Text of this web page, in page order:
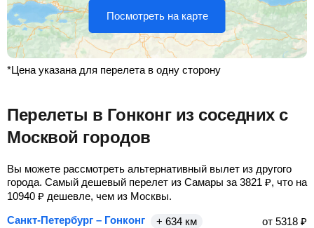
Посмотреть на карте
*Цена указана для перелета в одну сторону
Перелеты в Гонконг из соседних с
Москвой городов
Вы можете рассмотреть альтернативный вылет из другого
города. Самый дешевый перелет из Самары за 3821 ₽, что на
10940 ₽ дешевле, чем из Москвы.
Санкт-Петербург – Гонконг
+ 634 км от 5318 ₽